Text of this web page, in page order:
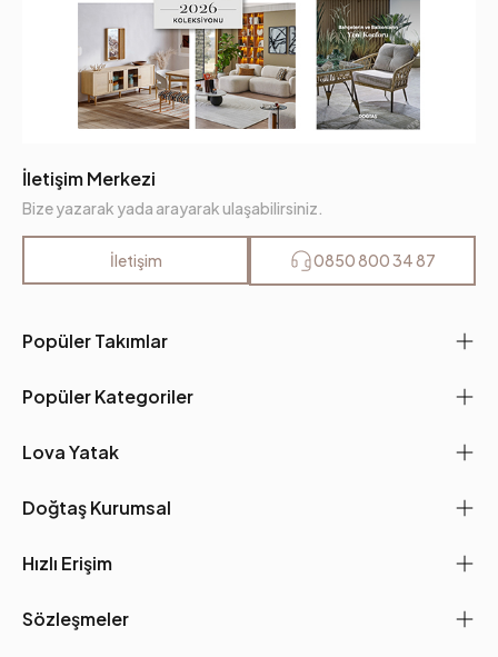
Popüler Takımlar
Popüler Kategoriler
Lova Yatak
Doğtaş Kurumsal
Hızlı Erişim
Sözleşmeler
İletişim Merkezi
Bize yazarak yada arayarak ulaşabilirsiniz.
İletişim 0850 800 34 87